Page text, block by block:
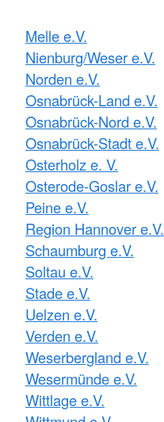
Melle e.V.
Nienburg/Weser e.V.
Norden e.V.
Osnabrück-Land e.V.
Osnabrück-Nord e.V.
Osnabrück-Stadt e.V.
Osterholz e. V.
Osterode-Goslar e.V.
Peine e.V.
Region Hannover e.V.
Schaumburg e.V.
Soltau e.V.
Stade e.V.
Uelzen e.V.
Verden e.V.
Weserbergland e.V.
Wesermünde e.V.
Wittlage e.V.